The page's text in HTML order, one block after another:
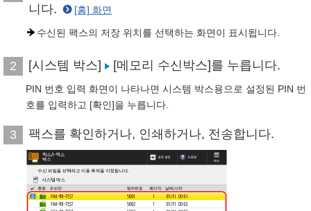
니다.
[홈] 화면
수신된 팩스의 저장 위치를 선택하는 화면이 표시됩니다.
2 [시스템 박스] [메모리 수신박스]를 누릅니다.
PIN 번호 입력 화면이 나타나면 시스템 박스용으로 설정된 PIN 번
호를 입력하고 [확인]을 누릅니다.
3 팩스를 확인하거나, 인쇄하거나, 전송합니다.